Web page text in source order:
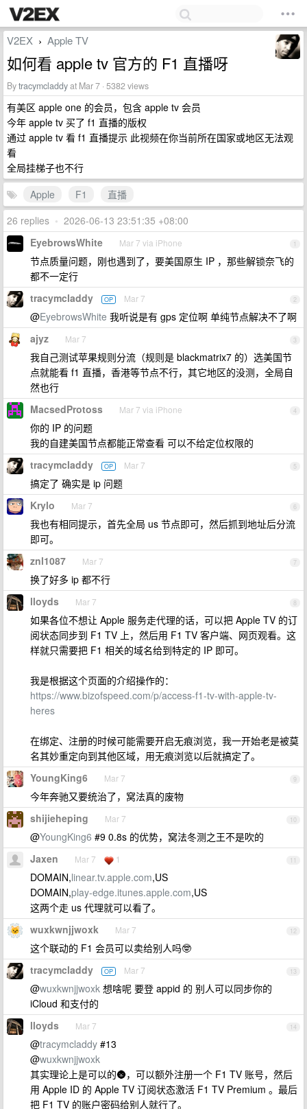
V2EX › Apple TV
如何看 apple tv 官方的 F1 直播呀
Bytracymcladdyat Mar 7 · 5382 views
有美区 apple one 的会员，包含 apple tv 会员
今年 apple tv 买了 f1 直播的版权
通过 apple tv 看 f1 直播提示 此视频在你当前所在国家或地区无法观
看
全局挂梯子也不行
Apple
F1
直播
26 replies • 2026-06-13 23:51:35 +08:00
1
EyebrowsWhite Mar 7 via iPhone
节点质量问题，刚也遇到了，要美国原生 IP ，那些解锁奈飞的
都不一定行
2
tracymcladdy OP Mar 7
@EyebrowsWhite 我听说是有 gps 定位啊 单纯节点解决不了啊
3
ajyz Mar 7
我自己测试苹果规则分流（规则是 blackmatrix7 的）选美国节
点就能看 f1 直播，香港等节点不行，其它地区的没测，全局自
然也行
4
MacsedProtoss Mar 7 via iPhone
你的 IP 的问题
我的自建美国节点都能正常查看 可以不给定位权限的
5
tracymcladdy OP Mar 7
搞定了 确实是 ip 问题
6
Krylo Mar 7
我也有相同提示，首先全局 us 节点即可，然后抓到地址后分流
即可。
7
znl1087 Mar 7
换了好多 ip 都不行
8
lloyds Mar 7
如果各位不想让 Apple 服务走代理的话，可以把 Apple TV 的订
阅状态同步到 F1 TV 上，然后用 F1 TV 客户端、网页观看。这
样就只需要把 F1 相关的域名给到特定的 IP 即可。
我是根据这个页面的介绍操作的：
https://www.bizofspeed.com/p/access-f1-tv-with-apple-tv-
heres
在绑定、注册的时候可能需要开启无痕浏览，我一开始老是被莫
名其妙重定向到其他区域，用无痕浏览以后就搞定了。
9
YoungKing6 Mar 7
今年奔驰又要统治了，窝法真的废物
10
shijieheping Mar 7
@YoungKing6 #9 0.8s 的优势，窝法冬测之王不是吹的
11
Jaxen Mar 7 1
DOMAIN,linear.tv.apple.com,US
DOMAIN,play-edge.itunes.apple.com,US
这两个走 us 代理就可以看了。
12
wuxkwnjjwoxk Mar 7
这个联动的 F1 会员可以卖给别人吗🤓
13
tracymcladdy OP Mar 7
@wuxkwnjjwoxk 想啥呢 要登 appid 的 别人可以同步你的
iCloud 和支付的
14
lloyds Mar 7
@tracymcladdy #13
@wuxkwnjjwoxk
其实理论上是可以的🌚，可以额外注册一个 F1 TV 账号，然后
用 Apple ID 的 Apple TV 订阅状态激活 F1 TV Premium 。最后
把 F1 TV 的账户密码给别人就行了。